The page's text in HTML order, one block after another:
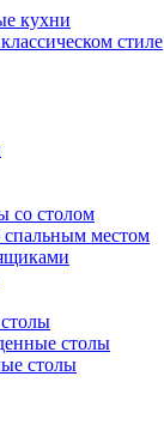
кухни
стиле
со столом
местом
столы
столы